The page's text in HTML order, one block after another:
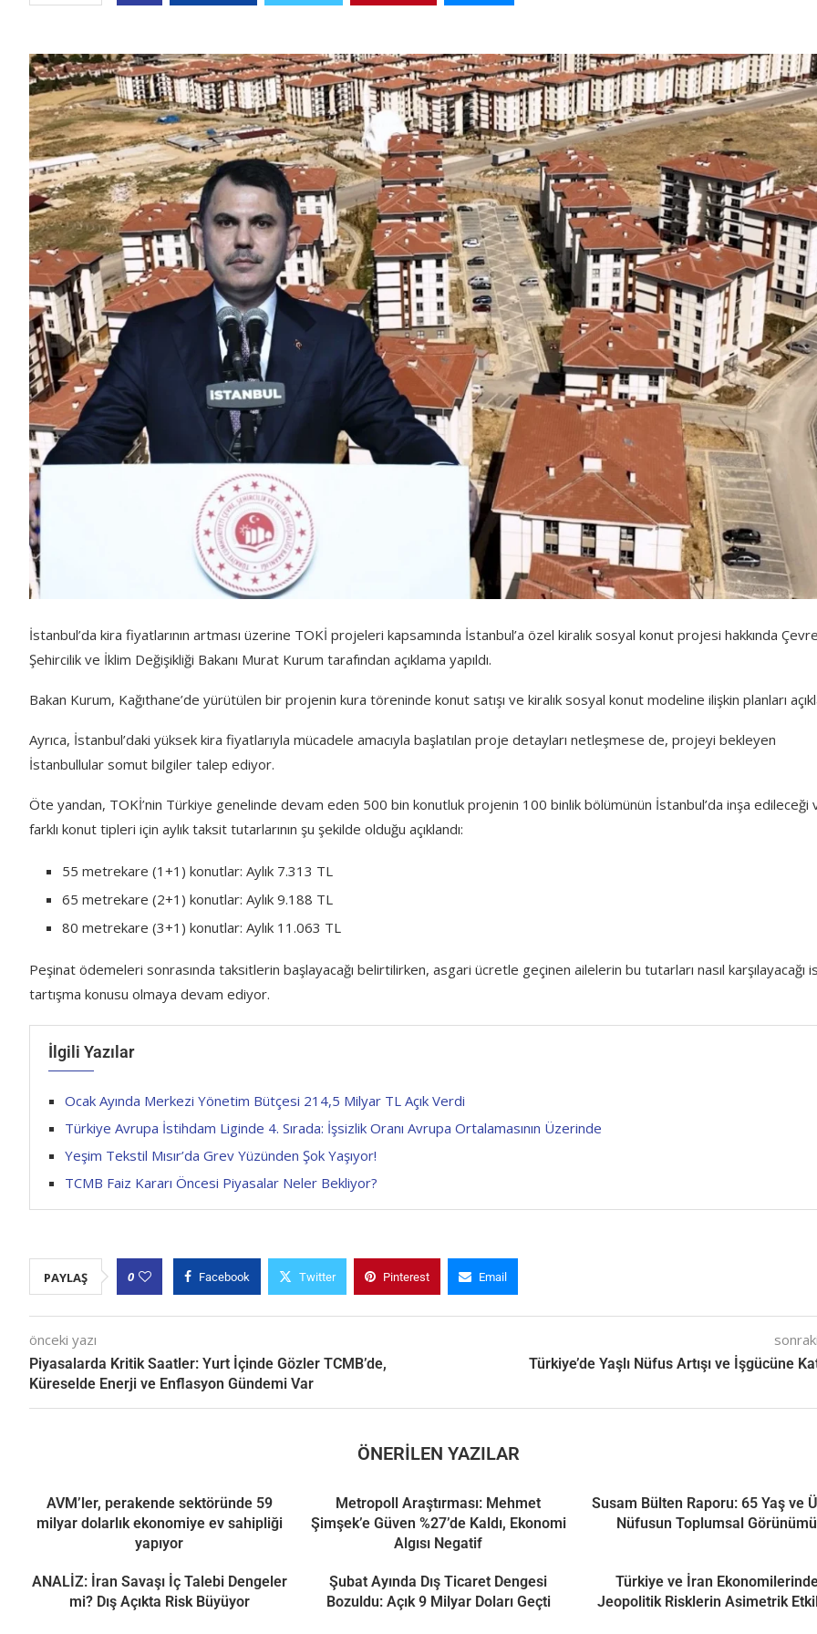
İstanbul’da kira fiyatlarının artması üzerine TOKİ projeleri kapsamında İstanbul’a özel kiralık sosyal konut projesi hakkında
Şehircilik ve İklim Değişikliği Bakanı Murat Kurum tarafından açıklama yapıldı.
Bakan Kurum, Kağıthane’de yürütülen bir projenin kura töreninde konut satışı ve kiralık sosyal konut modeline ilişkin planları
Ayrıca, İstanbul’daki yüksek kira fiyatlarıyla mücadele amacıyla başlatılan proje detayları netleşmese de, projeyi bekleyen
İstanbullular somut bilgiler talep ediyor.
Öte yandan, TOKİ’nin Türkiye genelinde devam eden 500 bin konutluk projenin 100 binlik bölümünün İstanbul’da inşa edileceği
farklı konut tipleri için aylık taksit tutarlarının şu şekilde olduğu açıklandı:
55 metrekare (1+1) konutlar: Aylık 7.313 TL
65 metrekare (2+1) konutlar: Aylık 9.188 TL
80 metrekare (3+1) konutlar: Aylık 11.063 TL
Peşinat ödemeleri sonrasında taksitlerin başlayacağı belirtilirken, asgari ücretle geçinen ailelerin bu tutarları nasıl karşılayacağı
tartışma konusu olmaya devam ediyor.
İlgili Yazılar
Ocak Ayında Merkezi Yönetim Bütçesi 214,5 Milyar TL Açık Verdi
Türkiye Avrupa İstihdam Liginde 4. Sırada: İşsizlik Oranı Avrupa Ortalamasının Üzerinde
Yeşim Tekstil Mısır’da Grev Yüzünden Şok Yaşıyor!
TCMB Faiz Kararı Öncesi Piyasalar Neler Bekliyor?
PAYLAŞ 0 Facebook Twitter Pinterest Email
önceki yazı
Piyasalarda Kritik Saatler: Yurt İçinde Gözler TCMB’de,
Küreselde Enerji ve Enflasyon Gündemi Var
Türkiye’de Yaşlı Nüfus Artışı ve İşgücüne
ÖNERILEN YAZILAR
AVM’ler, perakende sektöründe 59
milyar dolarlık ekonomiye ev sahipliği
yapıyor
Metropoll Araştırması: Mehmet
Şimşek’e Güven %27’de Kaldı, Ekonomi
Algısı Negatif
Susam Bülten Raporu: 65 Yaş ve
Nüfusun Toplumsal Görünümü
ANALİZ: İran Savaşı İç Talebi Dengeler
mi? Dış Açıkta Risk Büyüyor
Şubat Ayında Dış Ticaret Dengesi
Bozuldu: Açık 9 Milyar Doları Geçti
Türkiye ve İran
Jeopolitik Risklerin Asimetrik